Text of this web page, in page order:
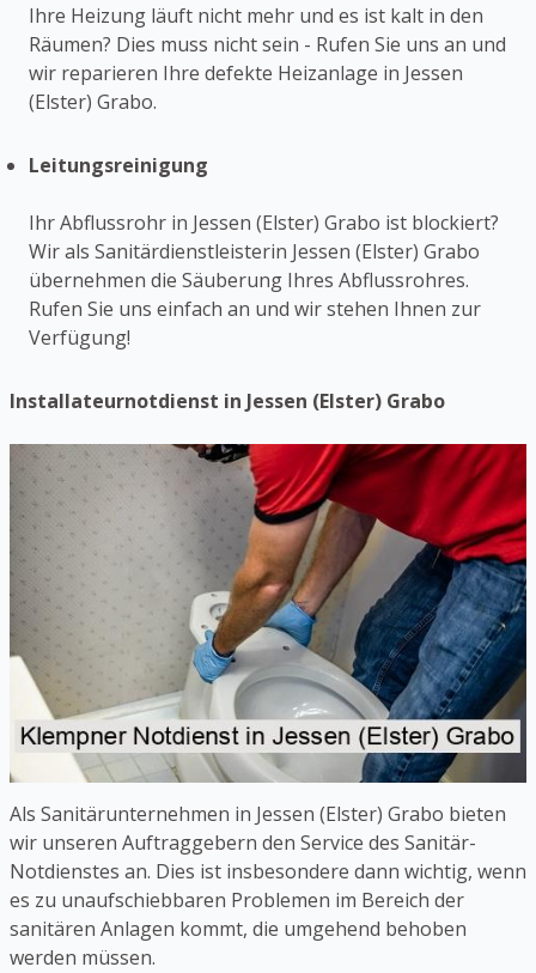
Ihre Heizung läuft nicht mehr und es ist kalt in den
Räumen? Dies muss nicht sein - Rufen Sie uns an und
wir reparieren Ihre defekte Heizanlage in Jessen
(Elster) Grabo.
Leitungsreinigung
Ihr Abflussrohr in Jessen (Elster) Grabo ist blockiert?
Wir als Sanitärdienstleisterin Jessen (Elster) Grabo
übernehmen die Säuberung Ihres Abflussrohres.
Rufen Sie uns einfach an und wir stehen Ihnen zur
Verfügung!
Installateurnotdienst in Jessen (Elster) Grabo
Als Sanitärunternehmen in Jessen (Elster) Grabo bieten
wir unseren Auftraggebern den Service des Sanitär-
Notdienstes an. Dies ist insbesondere dann wichtig, wenn
es zu unaufschiebbaren Problemen im Bereich der
sanitären Anlagen kommt, die umgehend behoben
werden müssen.